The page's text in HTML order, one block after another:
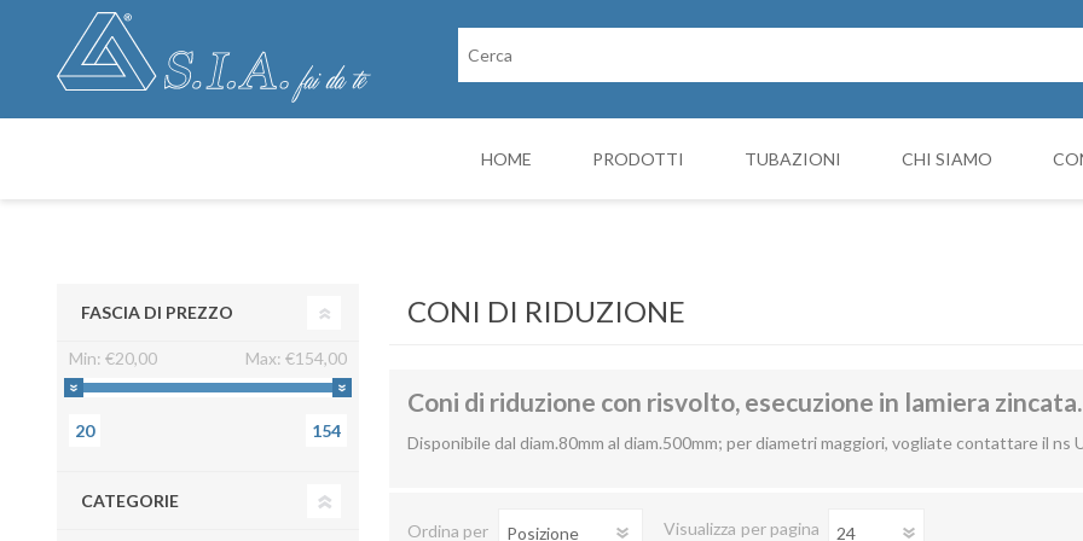
HOME PRODOTTI TUBAZIONI
Coni di riduzione
Curve
Giunto Antivibrante
CHI SIAMO
CONI DI RIDUZIONE
Coni di riduzione con risvolto, esecuzione in lamiera zincata.
Disponibile dal diam.80mm al diam.500mm; per diametri maggiori, vogliate contattare il ns
Ordina per Visualizza per pagina
FASCIA DI PREZZO
Min: €20,00 Max: €154,00
20 154
CATEGORIE